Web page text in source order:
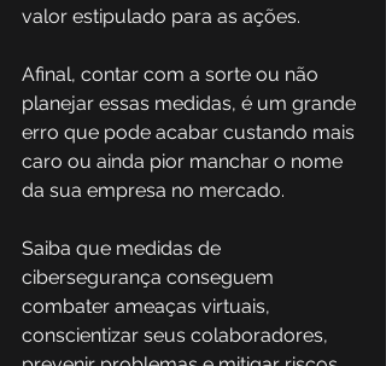
valor estipulado para as ações.
Afinal, contar com a sorte ou não
planejar essas medidas, é um grande
erro que pode acabar custando mais
caro ou ainda pior manchar o nome
da sua empresa no mercado.
Saiba que medidas de
cibersegurança conseguem
combater ameaças virtuais,
conscientizar seus colaboradores,